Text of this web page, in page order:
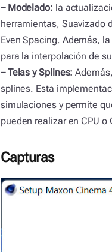
– Modelado: la
herramientas, Suavizado
Even Spacing. Además,
para la interpolación de
– Telas y Splines:
splines. Esta
simulaciones y permite
pueden realizar en CPU o
Capturas